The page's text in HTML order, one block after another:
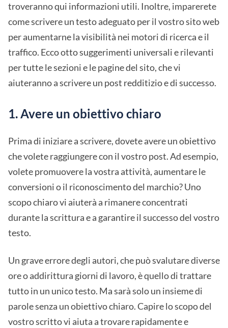
troveranno qui informazioni utili. Inoltre, imparerete
come scrivere un testo adeguato per il vostro sito web
per aumentarne la visibilità nei motori di ricerca e il
traffico. Ecco otto suggerimenti universali e rilevanti
per tutte le sezioni e le pagine del sito, che vi
aiuteranno a scrivere un post redditizio e di successo.
1. Avere un obiettivo chiaro
Prima di iniziare a scrivere, dovete avere un obiettivo
che volete raggiungere con il vostro post. Ad esempio,
volete promuovere la vostra attività, aumentare le
conversioni o il riconoscimento del marchio? Uno
scopo chiaro vi aiuterà a rimanere concentrati
durante la scrittura e a garantire il successo del vostro
testo.
Un grave errore degli autori, che può svalutare diverse
ore o addirittura giorni di lavoro, è quello di trattare
tutto in un unico testo. Ma sarà solo un insieme di
parole senza un obiettivo chiaro. Capire lo scopo del
vostro scritto vi aiuta a trovare rapidamente e